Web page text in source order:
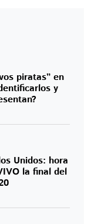
piratas” en
y
Unidos: hora
la final del